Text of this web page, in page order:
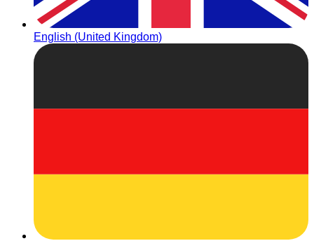
English (United Kingdom)